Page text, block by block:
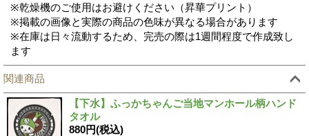
※乾燥機のご使用はお避けください（昇華プリント）
※掲載の画像と実際の商品の色味が異なる場合があります
※在庫は日々流動するため、完売の際は1週間程度で作成致し
ます
関連商品
【下水】ふっかちゃんご当地マンホール柄ハンド
タオル
880円(税込)